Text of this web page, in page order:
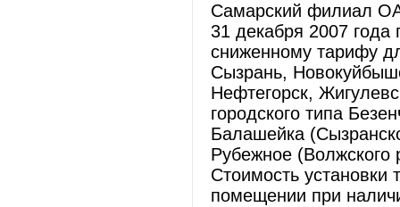
Самарский филиал
31 декабря 2007 года
сниженному тарифу
Сызрань,
Нефтегорск,
городского типа
Балашейка
Рубежное (Волжского
Стоимость
помещении при